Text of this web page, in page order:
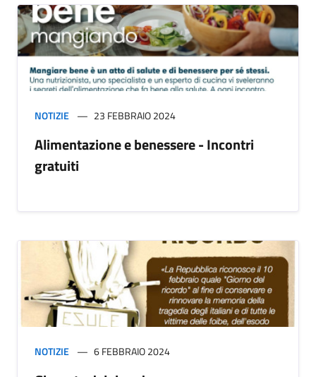
NOTIZIE 23 FEBBRAIO 2024
Alimentazione e benessere - Incontri
gratuiti
NOTIZIE 6 FEBBRAIO 2024